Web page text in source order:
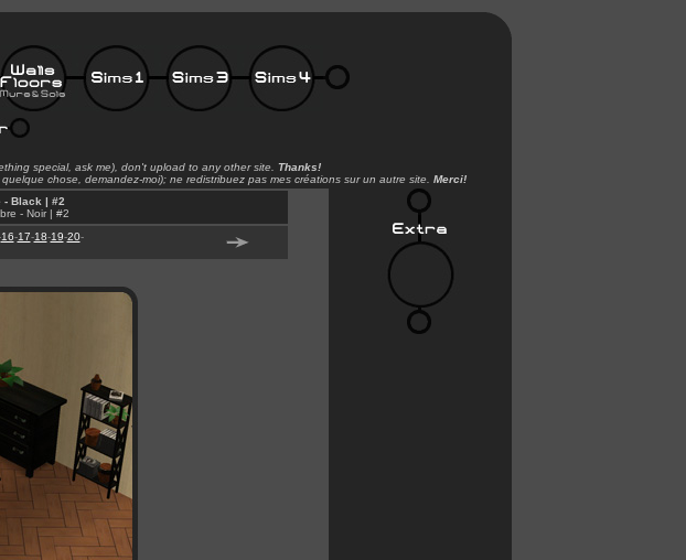
special, ask me), don't upload to any other site.
Thanks!
chose, demandez-moi); ne redistribuez pas mes créations sur un autre site. Merci!
- Black | #2
- Noir | #2
16-17-18-19-20-